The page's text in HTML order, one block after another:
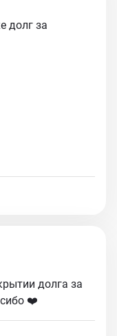
долг за
долга за
❤️